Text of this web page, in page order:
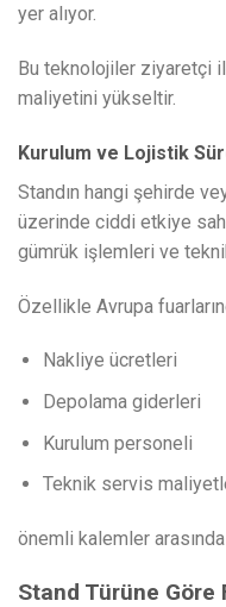
yer alıyor.
Bu teknolojiler ziyaretçi
maliyetini yükseltir.
Kurulum ve Lojistik
Standın hangi şehirde
üzerinde ciddi etkiye
gümrük işlemleri ve
Özellikle Avrupa
Nakliye ücretleri
Depolama giderleri
Kurulum personeli
Teknik servis
önemli kalemler
Stand Türüne Göre